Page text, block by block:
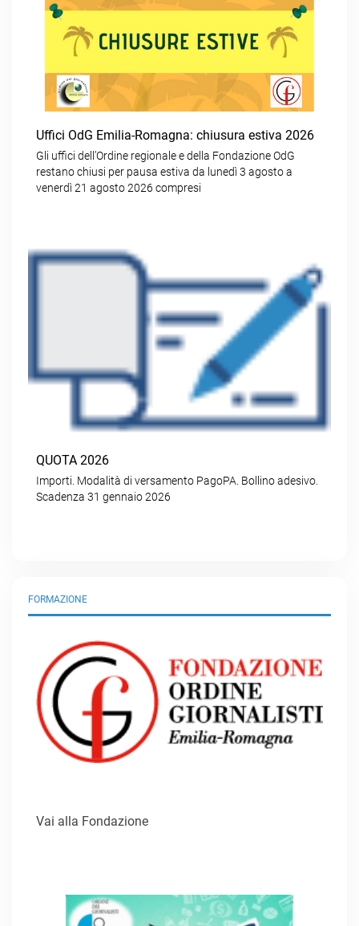
Uffici OdG Emilia-Romagna: chiusura estiva 2026
Gli uffici dell’Ordine regionale e della Fondazione OdG
restano chiusi per pausa estiva da lunedì 3 agosto a
venerdì 21 agosto 2026 compresi
QUOTA 2026
Importi. Modalità di versamento PagoPA. Bollino adesivo.
Scadenza 31 gennaio 2026
FORMAZIONE
Vai alla Fondazione